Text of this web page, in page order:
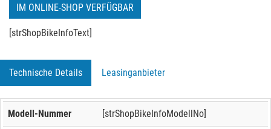
IM ONLINE-SHOP VERFÜGBAR
[strShopBikeInfoText]
Technische Details Leasinganbieter
Modell-Nummer [strShopBikeInfoModellNo]